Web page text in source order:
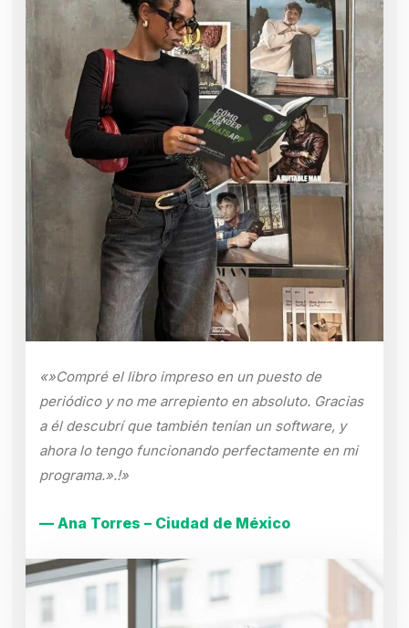
«»Compré el libro impreso en un puesto de
periódico y no me arrepiento en absoluto. Gracias
a él descubrí que también tenían un software, y
ahora lo tengo funcionando perfectamente en mi
programa.».!»
— Ana Torres – Ciudad de México